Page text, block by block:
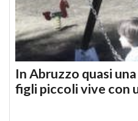
In Abruzzo quasi
figli piccoli vive con